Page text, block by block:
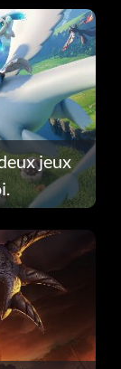
jeux